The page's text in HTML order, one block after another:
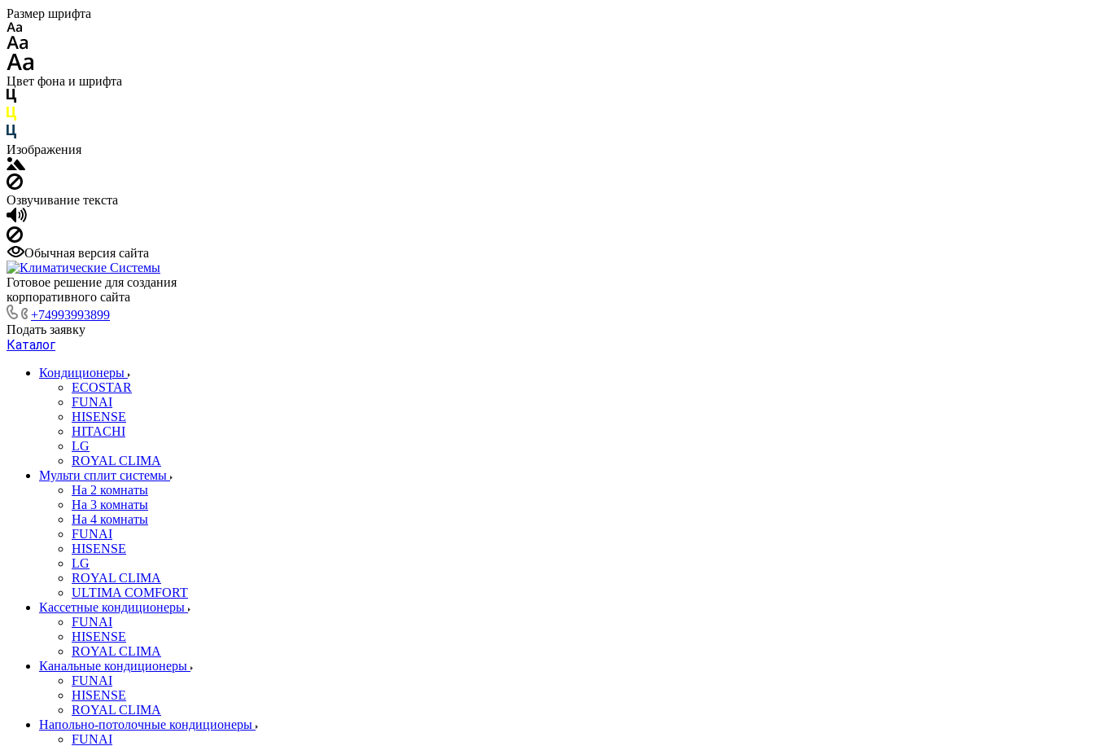
Размер шрифта
Цвет фона и шрифта
Изображения
Озвучивание текста
Обычная версия сайта
Готовое решение для создания
корпоративного сайта
+74993993899
Подать заявку
Каталог
Кондиционеры
ECOSTAR
FUNAI
HISENSE
HITACHI
LG
ROYAL CLIMA
Мульти сплит системы
На 2 комнаты
На 3 комнаты
На 4 комнаты
FUNAI
HISENSE
LG
ROYAL CLIMA
ULTIMA COMFORT
Кассетные кондиционеры
FUNAI
HISENSE
ROYAL CLIMA
Канальные кондиционеры
FUNAI
HISENSE
ROYAL CLIMA
Напольно-потолочные кондиционеры
FUNAI